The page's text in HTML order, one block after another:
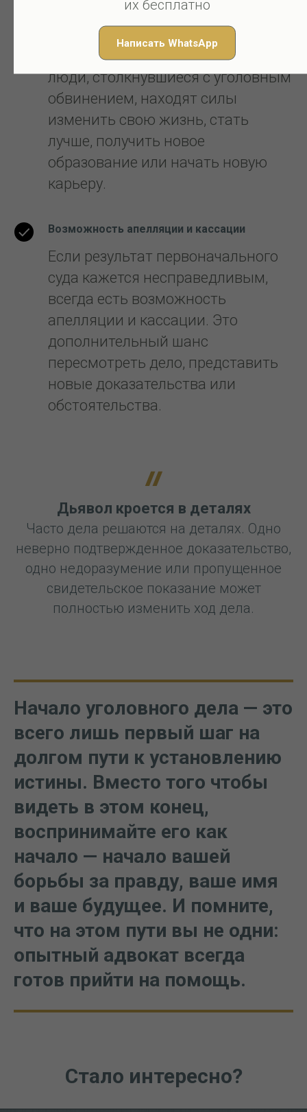
их бесплатно
Написать WhatsApp
Жизнь после уголовного дела
Даже после принятия вердикта
жизнь продолжается. Многие
люди, столкнувшиеся с уголовным
обвинением, находят силы
изменить свою жизнь, стать
лучше, получить новое
образование или начать новую
карьеру.
Возможность апелляции и кассации
Если результат первоначального
суда кажется несправедливым,
всегда есть возможность
апелляции и кассации. Это
дополнительный шанс
пересмотреть дело, представить
новые доказательства или
обстоятельства.
Дьявол кроется в деталях
Часто дела решаются на деталях. Одно
неверно подтвержденное доказательство,
одно недоразумение или пропущенное
свидетельское показание может
полностью изменить ход дела.
Начало уголовного дела — это
всего лишь первый шаг на
долгом пути к установлению
истины. Вместо того чтобы
видеть в этом конец,
воспринимайте его как
начало — начало вашей
борьбы за правду, ваше имя
и ваше будущее. И помните,
что на этом пути вы не одни:
опытный адвокат всегда
готов прийти на помощь.
Стало интересно?